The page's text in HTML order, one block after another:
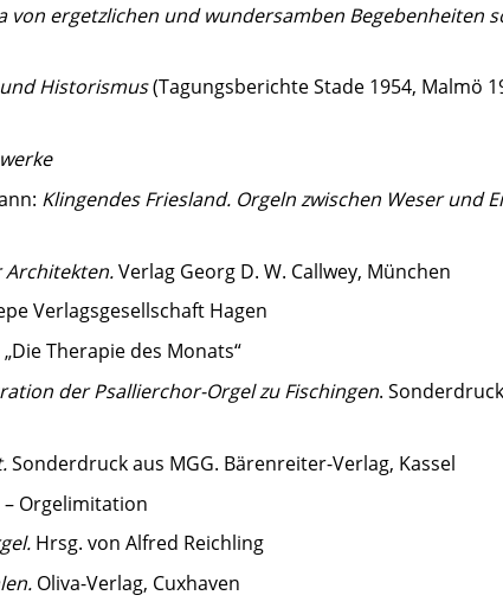
von ergetzlichen und wundersamben Begebenheiten
Historismus(Tagungsberichte Stade 1954, Malmö
Klingendes Friesland. Orgeln zwischen Weser und
Architekten.Verlag Georg D. W. Callwey, München
Verlagsgesellschaft Hagen
Therapie des Monats“
der Psallierchor-Orgel zu Fischingen.
Sonderdruck aus MGG. Bärenreiter-Verlag, Kassel
– Orgelimitation
Hrsg. von Alfred Reichling
Oliva-Verlag, Cuxhaven